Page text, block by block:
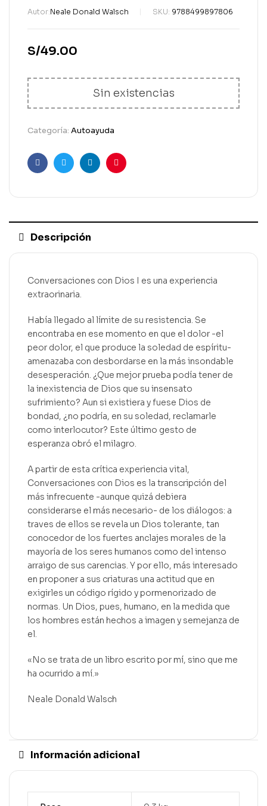
Autor:Neale Donald Walsch SKU: 9788499897806
S/49.00
Sin existencias
Categoría: Autoayuda
FacebookGorjeoLinkedInPinterest
Descripción
Conversaciones con Dios I es una experiencia
extraorinaria.
Había llegado al límite de su resistencia. Se
encontraba en ese momento en que el dolor -el
peor dolor, el que produce la soledad de espíritu-
amenazaba con desbordarse en la más insondable
desesperación. ¿Que mejor prueba podía tener de
la inexistencia de Dios que su insensato
sufrimiento? Aun si existiera y fuese Dios de
bondad, ¿no podría, en su soledad, reclamarle
como interlocutor? Este último gesto de
esperanza obró el milagro.
A partir de esta crítica experiencia vital,
Conversaciones con Dios es la transcripción del
más infrecuente -aunque quizá debiera
considerarse el más necesario- de los diálogos: a
traves de ellos se revela un Dios tolerante, tan
conocedor de los fuertes anclajes morales de la
mayoría de los seres humanos como del intenso
arraigo de sus carencias. Y por ello, más interesado
en proponer a sus criaturas una actitud que en
exigirles un código rígido y pormenorizado de
normas. Un Dios, pues, humano, en la medida que
los hombres están hechos a imagen y semejanza de
el.
«No se trata de un libro escrito por mí, sino que me
ha ocurrido a mí.»
Neale Donald Walsch
Información adicional